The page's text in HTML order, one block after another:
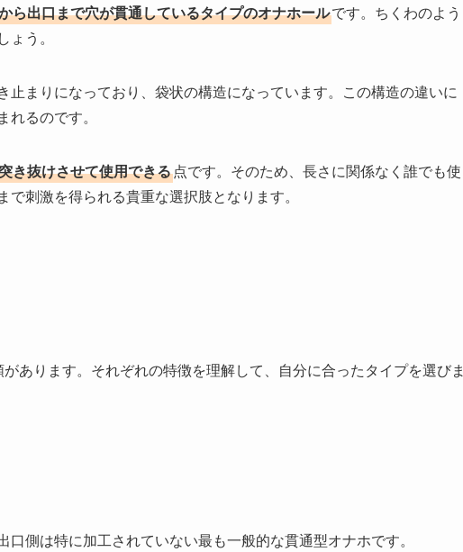
ら出口まで穴が貫通しているタイプのオナホールです。ちくわのよう
う。
止まりになっており、袋状の構造になっています。この構造の違いに
るのです。
き抜けさせて使用できる点です。そのため、長さに関係なく誰でも使
刺激を得られる貴重な選択肢となります。
あります。それぞれの特徴を理解して、自分に合ったタイプを選びま
側は特に加工されていない最も一般的な貫通型オナホです。